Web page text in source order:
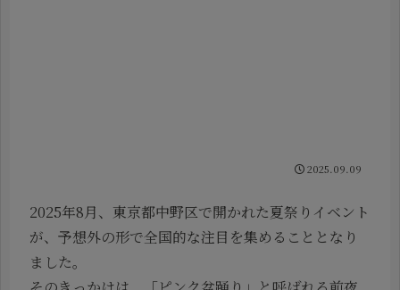
2025.09.09
2025年8月、東京都中野区で開かれた夏祭りイベント
が、予想外の形で全国的な注目を集めることとなり
ました。